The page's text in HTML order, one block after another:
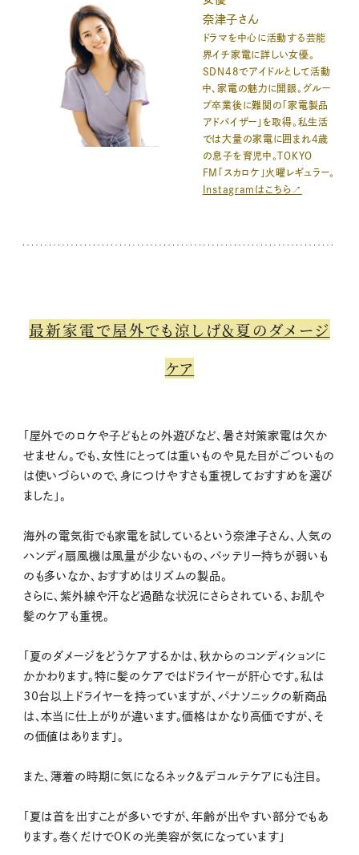
奈津子さん
ドラマを中心に活動する芸能
界イチ家電に詳しい女優。
SDN48でアイドルとして活動
中、家電の魅力に開眼。グルー
プ卒業後に難関の「家電製品
アドバイザー」を取得。私生活
では大量の家電に囲まれ4歳
の息子を育児中。TOKYO
FM「スカロケ」火曜レギュラー。
Instagramはこちら↗
最新家電で屋外でも涼しげ＆夏のダメージ
ケア
「屋外でのロケや子どもとの外遊びなど、暑さ対策家電は欠か
せません。でも、女性にとっては重いものや見た目がごついもの
は使いづらいので、身につけやすさも重視しておすすめを選び
ました」。
海外の電気街でも家電を試しているという奈津子さん、人気の
ハンディ扇風機は風量が少ないもの、バッテリー持ちが弱いも
のも多いなか、おすすめはリズムの製品。
さらに、紫外線や汗など過酷な状況にさらされている、お肌や
髪のケアも重視。
「夏のダメージをどうケアするかは、秋からのコンディションに
かかわります。特に髪のケアではドライヤーが肝心です。私は
30台以上ドライヤーを持っていますが、パナソニックの新商品
は、本当に仕上がりが違います。価格はかなり高価ですが、そ
の価値はあります」。
また、薄着の時期に気になるネック＆デコルテケアにも注目。
「夏は首を出すことが多いですが、年齢が出やすい部分でもあ
ります。巻くだけでOKの光美容が気になっています」